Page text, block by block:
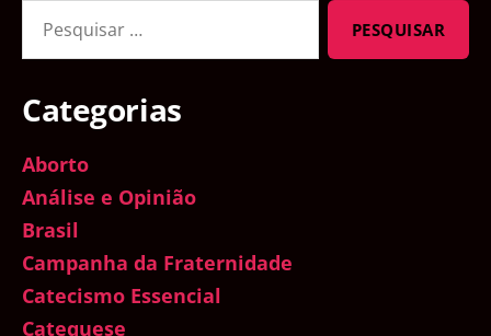
por:
Categorias
Aborto
Análise e Opinião
Brasil
Campanha da Fraternidade
Catecismo Essencial
Catequese